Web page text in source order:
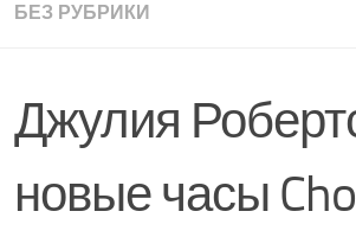
БЕЗ РУБРИКИ
Джулия
новые часы